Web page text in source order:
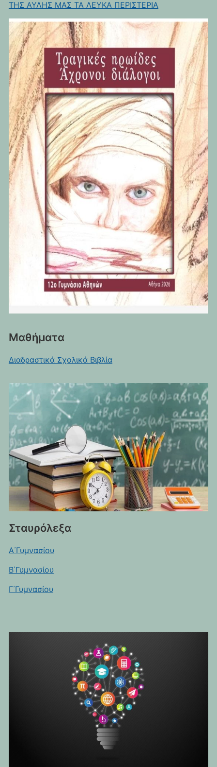
ΤΗΣ ΑΥΛΗΣ ΜΑΣ ΤΑ ΛΕΥΚΑ ΠΕΡΙΣΤΕΡΙΑ
Μαθήματα
Διαδραστικά Σχολικά Βιβλία
Σταυρόλεξα
Α΄Γυμνασίου
Β΄Γυμνασίου
Γ΄Γυμνασίου